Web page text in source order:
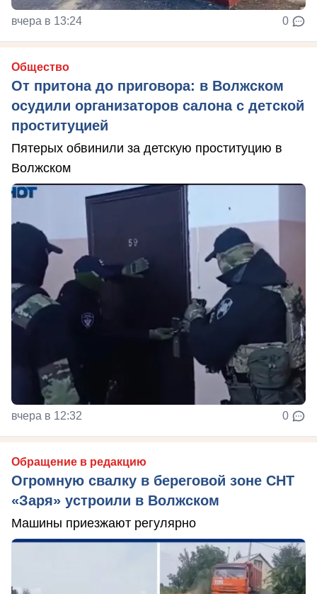
вчера в 13:24 0
Общество
От притона до приговора: в Волжском
осудили организаторов салона с детской
проституцией
Пятерых обвинили за детскую проституцию в
Волжском
вчера в 12:32 0
Обращение в редакцию
Огромную свалку в береговой зоне СНТ
«Заря» устроили в Волжском
Машины приезжают регулярно